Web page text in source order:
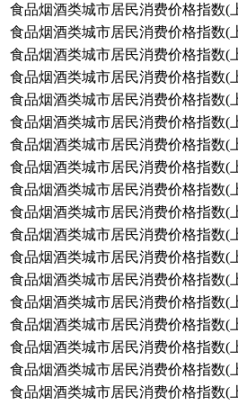
食品烟酒类城市居民消费价格指数(
食品烟酒类城市居民消费价格指数(
食品烟酒类城市居民消费价格指数(
食品烟酒类城市居民消费价格指数(
食品烟酒类城市居民消费价格指数(
食品烟酒类城市居民消费价格指数(
食品烟酒类城市居民消费价格指数(
食品烟酒类城市居民消费价格指数(
食品烟酒类城市居民消费价格指数(
食品烟酒类城市居民消费价格指数(
食品烟酒类城市居民消费价格指数(
食品烟酒类城市居民消费价格指数(
食品烟酒类城市居民消费价格指数(
食品烟酒类城市居民消费价格指数(
食品烟酒类城市居民消费价格指数(
食品烟酒类城市居民消费价格指数(
食品烟酒类城市居民消费价格指数(
食品烟酒类城市居民消费价格指数(